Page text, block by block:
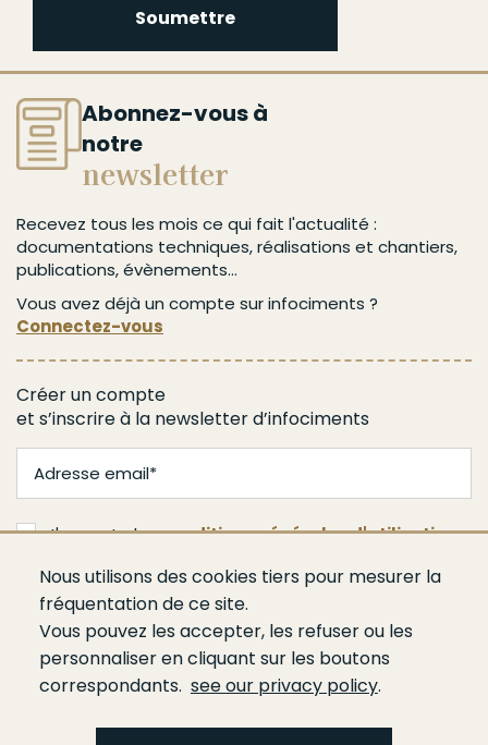
Nous utilisons des cookies tiers pour mesurer la
fréquentation de ce site.
Vous pouvez les accepter, les refuser ou les
personnaliser en cliquant sur les boutons
correspondants. see our privacy policy.
Soumettre
Abonnez-vous à
notre
newsletter
Recevez tous les mois ce qui fait l'actualité :
documentations techniques, réalisations et chantiers,
publications, évènements...
Vous avez déjà un compte sur infociments ?
Connectez-vous
Créer un compte
et s’inscrire à la newsletter d’infociments
J'accepte lesconditions générales d'utilisation
Je m'abonne